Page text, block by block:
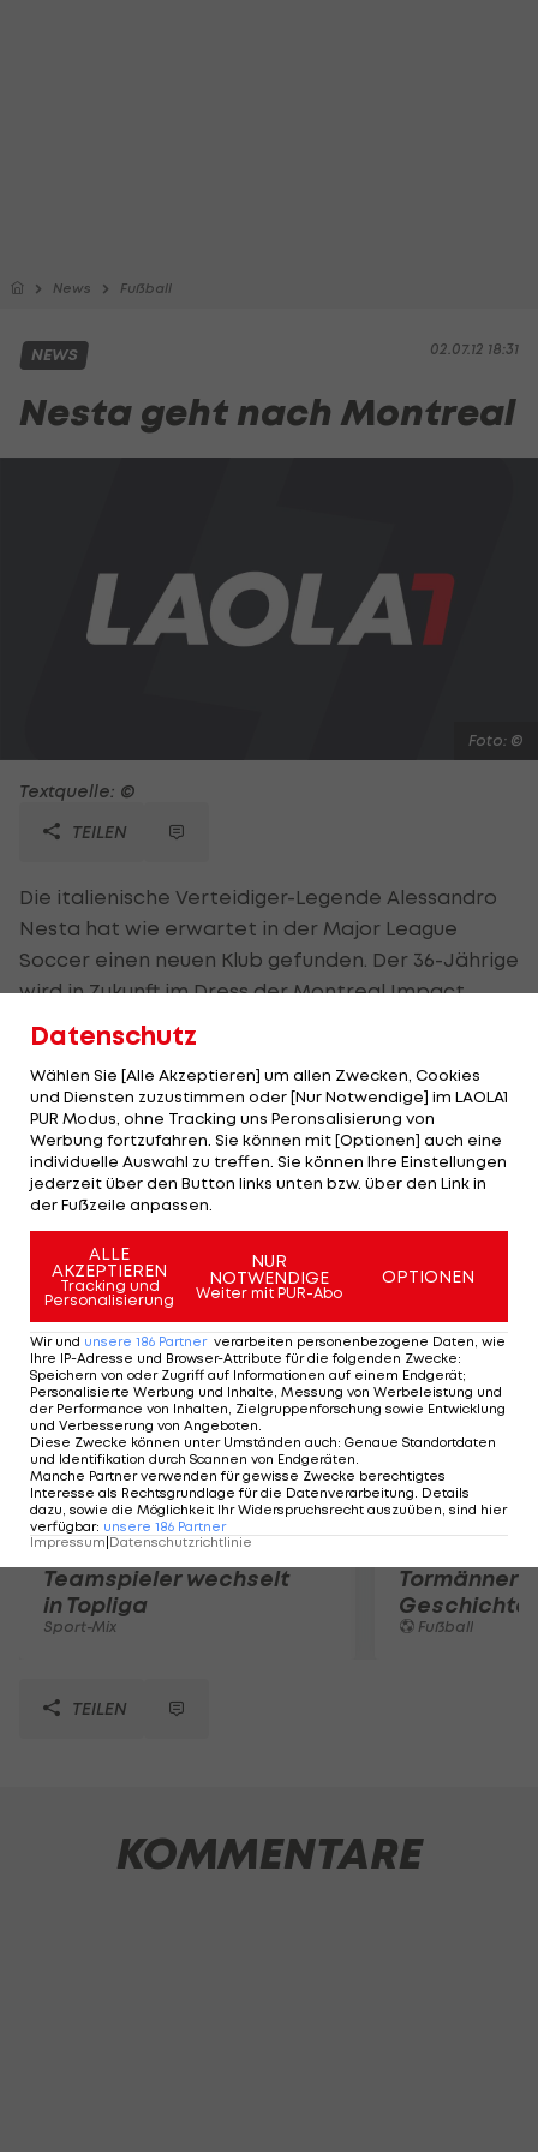
News Fußball
02.07.12 18:31
NEWS
Nesta geht nach Montreal
Foto: ©
Textquelle: ©
TEILEN
Die italienische Verteidiger-Legende Alessandro
Nesta hat wie erwartet in der Major League
Soccer einen neuen Klub gefunden. Der 36-Jährige
wird in Zukunft im Dress der Montreal Impact
auflaufen. Er war auch als Verstärkung für die Red
Bulls New York im Gespräch, entscheidet sich
aber nun zugunsten der Kanadier, bei denen schon
sein Landsmann Marco di Vaio unterschrieb.
Manchester United verlängert indes den Vertrag
des 21-jährigen Brasilianers Rafael da Silva bis
2016.
Mehr zum Thema
Karrieresprung! ÖVV-
Teamspieler wechselt
in Topliga
Sport-Mix
Tormänner
Geschichte
Fußball
TEILEN
KOMMENTARE
Datenschutz
Wählen Sie [Alle Akzeptieren] um allen Zwecken, Cookies
und Diensten zuzustimmen oder [Nur Notwendige] im LAOLA1
PUR Modus, ohne Tracking uns Peronsalisierung von
Werbung fortzufahren. Sie können mit [Optionen] auch eine
individuelle Auswahl zu treffen. Sie können Ihre Einstellungen
jederzeit über den Button links unten bzw. über den Link in
der Fußzeile anpassen.
ALLE
AKZEPTIEREN
Tracking und
Personalisierung
NUR
NOTWENDIGE
Weiter mit PUR-Abo
OPTIONEN
Wir und unsere 186 Partner verarbeiten personenbezogene Daten, wie
Ihre IP-Adresse und Browser-Attribute für die folgenden Zwecke:
Speichern von oder Zugriff auf Informationen auf einem Endgerät;
Personalisierte Werbung und Inhalte, Messung von Werbeleistung und
der Performance von Inhalten, Zielgruppenforschung sowie Entwicklung
und Verbesserung von Angeboten.
Diese Zwecke können unter Umständen auch: Genaue Standortdaten
und Identifikation durch Scannen von Endgeräten.
Manche Partner verwenden für gewisse Zwecke berechtigtes
Interesse als Rechtsgrundlage für die Datenverarbeitung. Details
dazu, sowie die Möglichkeit Ihr Widerspruchsrecht auszuüben, sind hier
verfügbar: unsere 186 Partner
Impressum Datenschutzrichtlinie